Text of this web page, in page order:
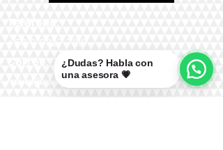
mikal@pelucasmikal.cl
¿Dudas? Habla con
una asesora 💗